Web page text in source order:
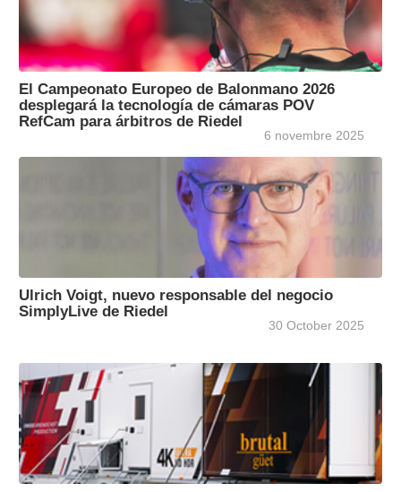
El Campeonato Europeo de Balonmano 2026
desplegará la tecnología de cámaras POV
RefCam para árbitros de Riedel
6 novembre 2025
Ulrich Voigt, nuevo responsable del negocio
SimplyLive de Riedel
30 October 2025